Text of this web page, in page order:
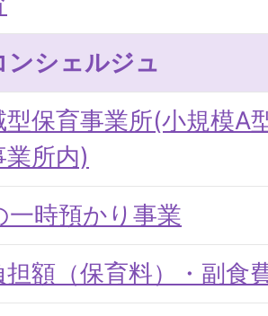
ンシェルジュ
保育事業所(小規模A
業所内)
一時預かり事業
額（保育料）・副食